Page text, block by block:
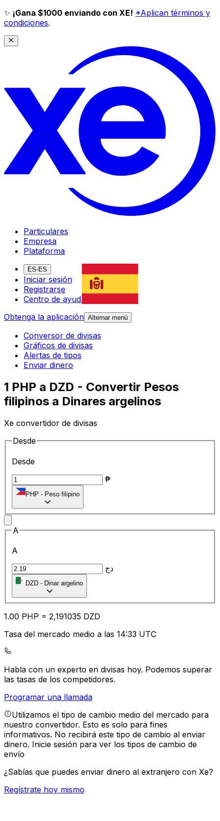
✨ ¡Gana $1000 enviando con XE! *Aplican términos y
condiciones.
Particulares
Empresa
Plataforma
ES-ES
Iniciar sesión
Registrarse
Centro de ayuda
Obtenga la aplicación Alternar menú
Conversor de divisas
Gráficos de divisas
Alertas de tipos
Enviar dinero
1 PHP a DZD - Convertir Pesos
filipinos a Dinares argelinos
Xe convertidor de divisas
Desde
Desde
₱
PHP - Peso filipino
A
A
دج
DZD - Dinar argelino
1.00 PHP = 2,191035 DZD
Tasa del mercado medio a las 14:33 UTC
Habla con un experto en divisas hoy. Podemos superar
las tasas de los competidores.
Programar una llamada
Utilizamos el tipo de cambio medio del mercado para
nuestro convertidor. Esto es solo para fines
informativos. No recibirá este tipo de cambio al enviar
dinero. Inicie sesión para ver los tipos de cambio de
envío
¿Sabías que puedes enviar dinero al extranjero con Xe?
Regístrate hoy mismo